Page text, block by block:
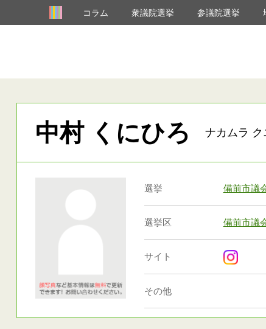
コラム 衆議院選挙 参議院選挙
中村 くにひろ ナカムラ ク
選挙 備前市議
選挙区 備前市議
サイト
その他